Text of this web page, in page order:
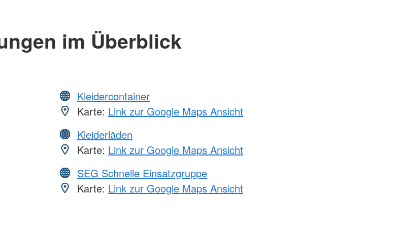
im Überblick
Kleidercontainer
Karte: Link zur Google Maps Ansicht
Kleiderläden
Karte: Link zur Google Maps Ansicht
SEG Schnelle Einsatzgruppe
Karte: Link zur Google Maps Ansicht